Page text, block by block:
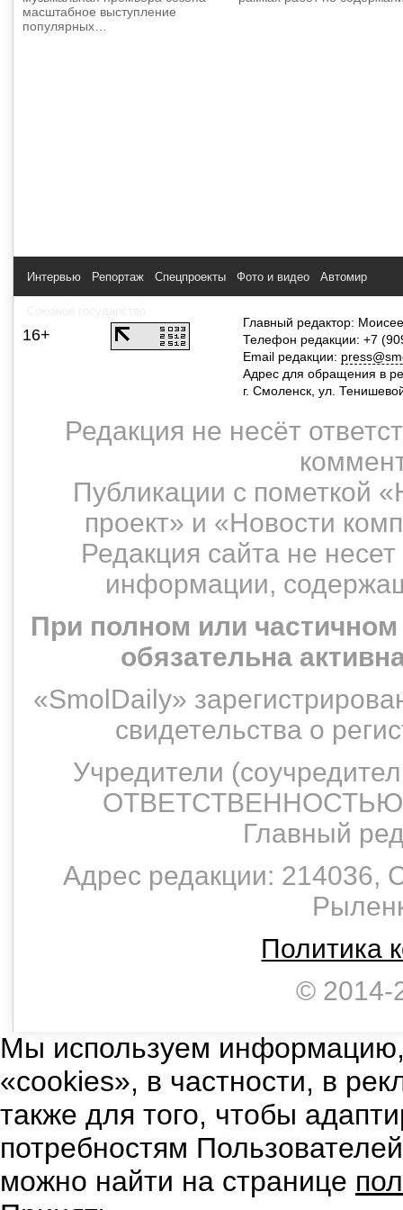
масштабное выступление
популярных…
Интервью Репортаж Спецпроекты Фото и видео Автомир
16+
Главный редактор:
Телефон редакции: +7
Email редакции:
Адрес для обращения в
г. Смоленск, ул.
Редакция не несёт
Публикации с пометкой
проект» и «Новости
Редакция сайта не
информации,
При полном или
обязательна
«SmolDaily»
свидетельства о
Учредители
Главный
Адрес редакции: 214036,
Политика
© 2014-
Мы используем
«cookies», в частности, в
также для того, чтобы
потребностям
можно найти на странице